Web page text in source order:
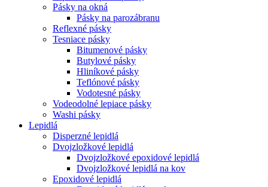
Pásky na okná
Pásky na parozábranu
Reflexné pásky
Tesniace pásky
Bitumenové pásky
Butylové pásky
Hliníkové pásky
Teflónové pásky
Vodotesné pásky
Vodeodolné lepiace pásky
Washi pásky
Lepidlá
Disperzné lepidlá
Dvojzložkové lepidlá
Dvojzložkové epoxidové lepidlá
Dvojzložkové lepidlá na kov
Epoxidové lepidlá